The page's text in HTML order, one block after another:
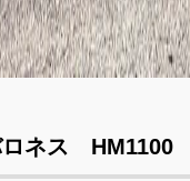
ネス HM1100